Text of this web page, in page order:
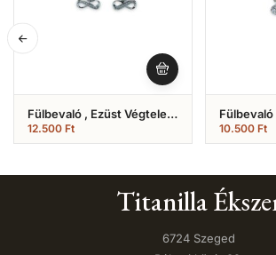
Fülbevaló , Ezüst Végtelen
Jeles ( Nr.6)
12.500 Ft
Fülbevaló
(Nr.12)
10.500 Ft
Titanilla
6724 Szeged